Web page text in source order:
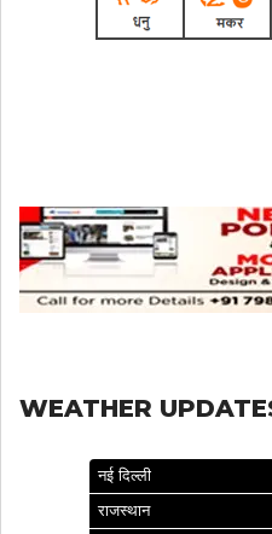
WEATHER
नई दिल्ली
राजस्थान